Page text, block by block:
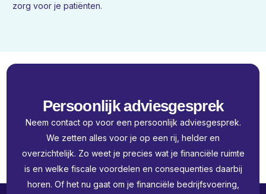
zorg voor je patiënten.
Persoonlijk adviesgesprek
Neem contact op voor een persoonlijk adviesgesprek.
We zetten alles voor je op een rij, helder en
overzichtelijk. Zo weet je precies wat je financiële ruimte
is en welke fiscale voordelen en consequenties daarbij
horen. Of het nu gaat om je financiële bedrijfsvoering,